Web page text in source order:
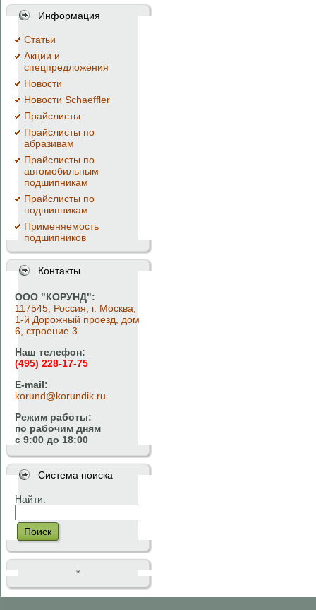
Информация
Cтатьи
Акции и
спецпредложения
Новости
Новости Schaeffler
Прайслисты
Прайслисты по
абразивам
Прайслисты по
автомобильным
подшипникам
Прайслисты по
подшипникам
Применяемость
подшипников
Контакты
ООО "КОРУНД":
117545, Россия, г. Москва,
1-й Дорожный проезд, дом
6, строение 3
Наш телефон:
(495) 228-17-75
E-mail:
korund@korundik.ru
Режим работы:
по рабочим дням
с 9:00 до 18:00
Система поиска
Найти:
Поиск
*